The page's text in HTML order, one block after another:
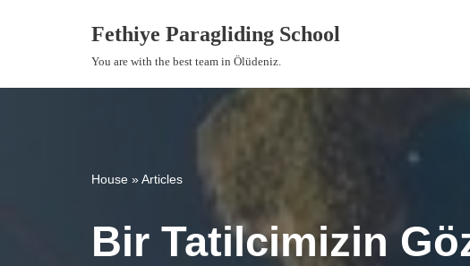
Fethiye Paragliding School
You are with the best team in Ölüdeniz.
House »Articles
Bir Tatilcimizin